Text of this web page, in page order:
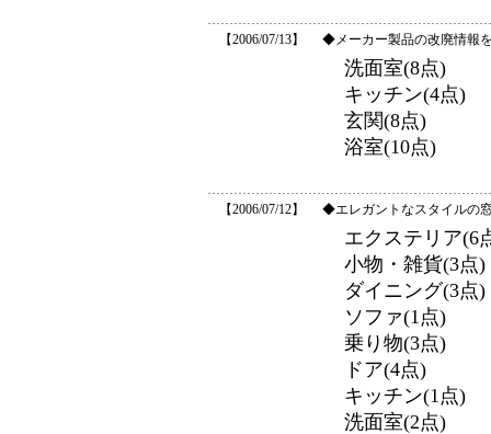
【2006/07/13】 ◆メーカー製品の改廃情報
洗面室(8点)
キッチン(4点)
玄関(8点)
浴室(10点)
【2006/07/12】 ◆エレガントなスタイルの
エクステリア(6
小物・雑貨(3点)
ダイニング(3点)
ソファ(1点)
乗り物(3点)
ドア(4点)
キッチン(1点)
洗面室(2点)